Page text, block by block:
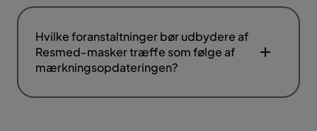
Hvilke foranstaltninger bør udbydere af
Resmed-masker træffe som følge af
mærkningsopdateringen?